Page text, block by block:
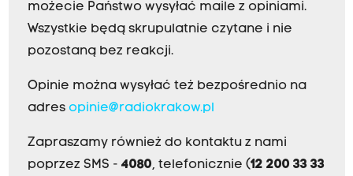
możecie Państwo wysyłać maile z opiniami.
Wszystkie będą skrupulatnie czytane i nie
pozostaną bez reakcji.
Opinie można wysyłać też bezpośrednio na
adres opinie@radiokrakow.pl
Zapraszamy również do kontaktu z nami
poprzez SMS - 4080, telefonicznie (12 200 33 33